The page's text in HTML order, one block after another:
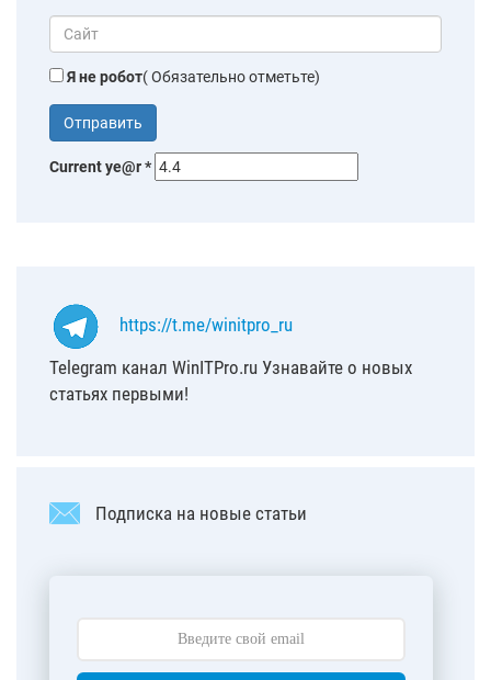
Я не робот( Обязательно отметьте)
Current ye@r*
https://t.me/winitpro_ru
Telegram канал WinITPro.ru Узнавайте о новых
статьях первыми!
Подписка на новые статьи